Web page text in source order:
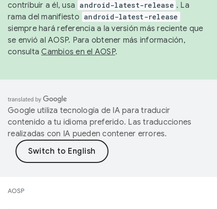
contribuir a él, usa android-latest-release . La
rama del manifiesto android-latest-release
siempre hará referencia a la versión más reciente que
se envió al AOSP. Para obtener más información,
consultaCambios en el AOSP.
Google utiliza tecnología de IA para traducir
contenido a tu idioma preferido. Las traducciones
realizadas con IA pueden contener errores.
AOSP